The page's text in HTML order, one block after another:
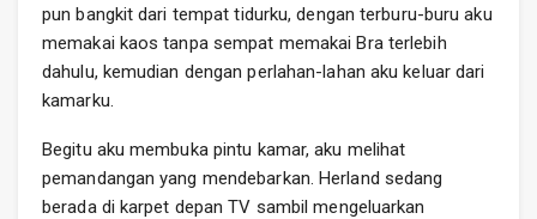
pun bangkit dari tempat tidurku, dengan terburu-buru aku
memakai kaos tanpa sempat memakai Bra terlebih
dahulu, kemudian dengan perlahan-lahan aku keluar dari
kamarku.
Begitu aku membuka pintu kamar, aku melihat
pemandangan yang mendebarkan. Herland sedang
berada di karpet depan TV sambil mengeluarkan